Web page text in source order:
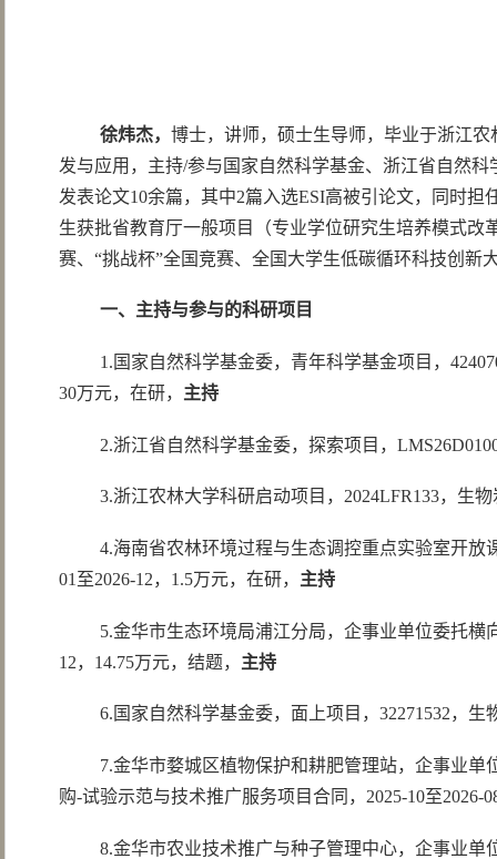
徐炜杰， 博士，讲师，硕士生导师，毕业于浙江
发与应用，主持/参与国家自然科学基金、浙江省自然科
发表论文10余篇，其中2篇入选ESI高被引论文，同时担
生获批省教育厅一般项目（专业学位研究生培养模式
赛、“挑战杯”全国竞赛、全国大学生低碳循环科技创新
一、 主持与参与的科研项目
1.国家自然科学基金委，青年科学基金项目，
30万元，在研， 主持
2.浙江省自然科学基金委，探索项目，
3.浙江农林大学科研启动项目，2024LFR133，生
4.海南省农林环境过程与生态调控重点实验室开放
01至2026-12，1.5万元，在研， 主持
5.金华市生态环境局浦江分局，企事业单位委托横
12，14.75万元，结题， 主持
6.国家自然科学基金委，面上项目，32271532，
7.金华市婺城区植物保护和耕肥管理站，企事业
购-试验示范与技术推广服务项目合同，2025-10至2026-
8.金华市农业技术推广与种子管理中心，企事业单